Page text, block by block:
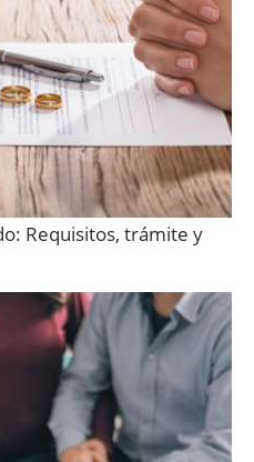
Requisitos, trámite y